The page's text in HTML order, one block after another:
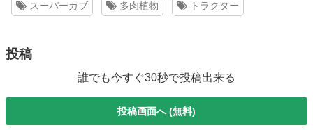
スーパーカブ 多肉植物 トラクター
投稿
誰でも今すぐ30秒で投稿出来る
投稿画面へ (無料)